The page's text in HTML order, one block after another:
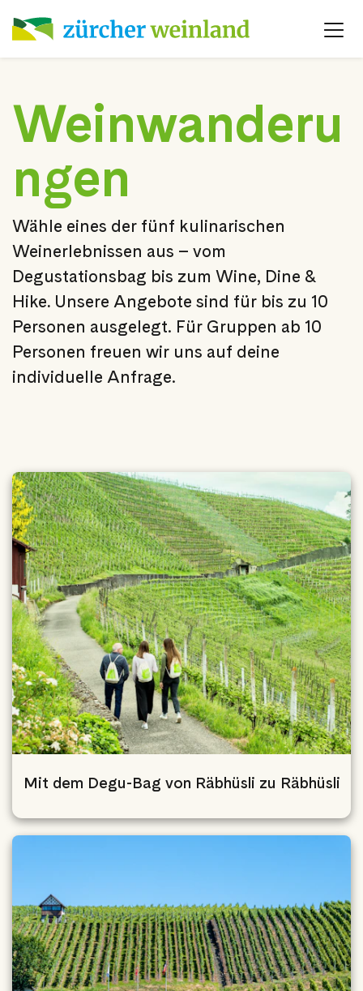
Weinwanderu
ngen
Wähle eines der fünf kulinarischen
Weinerlebnissen aus – vom
Degustationsbag bis zum Wine, Dine &
Hike. Unsere Angebote sind für bis zu 10
Personen ausgelegt. Für Gruppen ab 10
Personen freuen wir uns auf deine
individuelle Anfrage.
Mit dem Degu-Bag von Räbhüsli zu Räbhüsli